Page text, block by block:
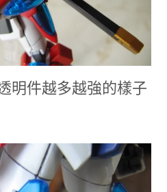
明件越多越強的樣子